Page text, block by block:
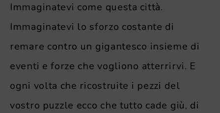
Immaginatevi come questa città.
Immaginatevi lo sforzo costante di
remare contro un gigantesco insieme di
eventi e forze che vogliono atterrirvi. E
ogni volta che ricostruite i pezzi del
vostro puzzle ecco che tutto cade giù, di